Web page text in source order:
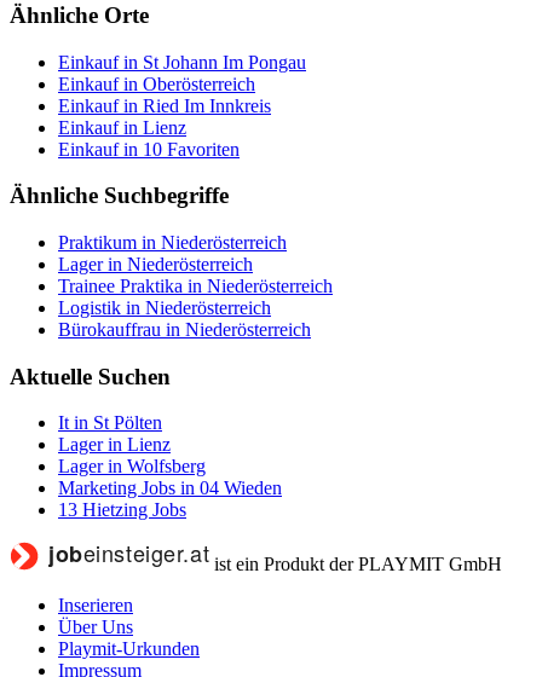
Ähnliche Orte
Einkauf in St Johann Im Pongau
Einkauf in Oberösterreich
Einkauf in Ried Im Innkreis
Einkauf in Lienz
Einkauf in 10 Favoriten
Ähnliche Suchbegriffe
Praktikum in Niederösterreich
Lager in Niederösterreich
Trainee Praktika in Niederösterreich
Logistik in Niederösterreich
Bürokauffrau in Niederösterreich
Aktuelle Suchen
It in St Pölten
Lager in Lienz
Lager in Wolfsberg
Marketing Jobs in 04 Wieden
13 Hietzing Jobs
ist ein Produkt der PLAYMIT GmbH
Inserieren
Über Uns
Playmit-Urkunden
Impressum